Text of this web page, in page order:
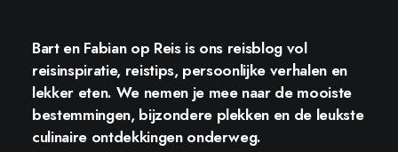
Bart en Fabian op Reisis ons reisblog vol
reisinspiratie, reistips, persoonlijke verhalen en
lekker eten. We nemen je mee naar de mooiste
bestemmingen, bijzondere plekken en de leukste
culinaire ontdekkingen onderweg.